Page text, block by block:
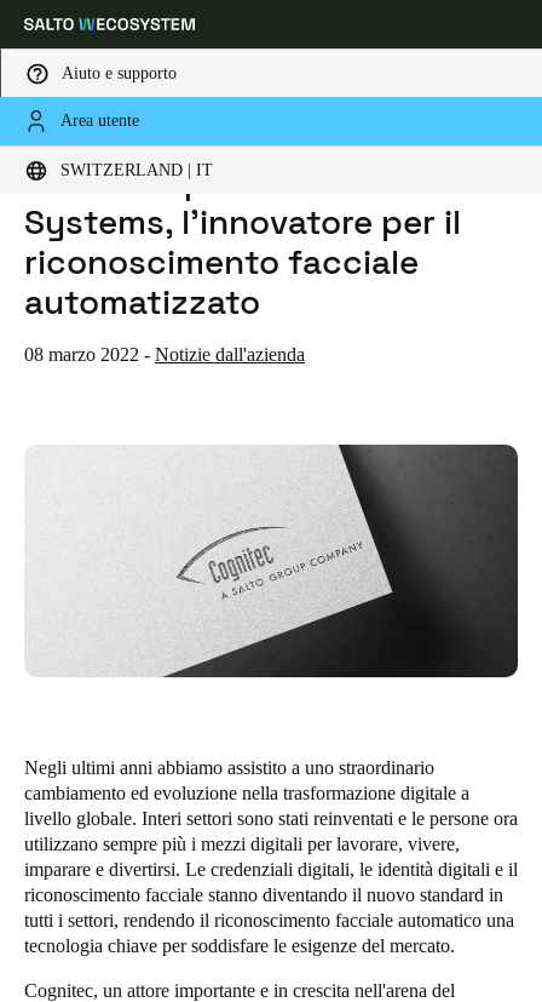
Aiuto e supporto
Area utente
SWITZERLAND | IT
Scegli la tua posizione e le impostazioni della lingua
Global Europe North America Caribbean -
Switzerland |Italiano
Français
Netherlands
NederlandsEnglish
Belgium
HOME
NOTIZIE
SALTO ACQUISISCE COGNITEC SYSTEMS, L'INNOVATORE PER IL RICONOSCIMENTO FACCIALE AUTOMATIZZATO
SALTO acquisisce COGNITEC
Systems, l'innovatore per il
riconoscimento facciale
automatizzato
08 marzo 2022 - Notizie dall'azienda
Negli ultimi anni abbiamo assistito a uno straordinario
cambiamento ed evoluzione nella trasformazione digitale a
livello globale. Interi settori sono stati reinventati e le persone ora
utilizzano sempre più i mezzi digitali per lavorare, vivere,
imparare e divertirsi. Le credenziali digitali, le identità digitali e il
riconoscimento facciale stanno diventando il nuovo standard in
tutti i settori, rendendo il riconoscimento facciale automatico una
tecnologia chiave per soddisfare le esigenze del mercato.
Cognitec, un attore importante e in crescita nell'arena del